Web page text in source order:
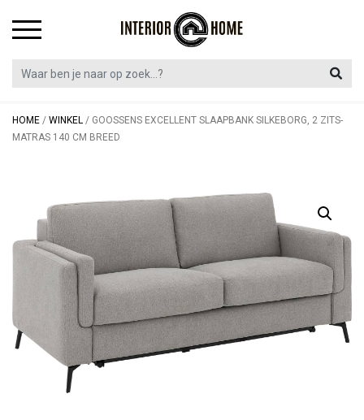
HOME / WINKEL / GOOSSENS EXCELLENT SLAAPBANK SILKEBORG, 2 ZITS-
MATRAS 140 CM BREED